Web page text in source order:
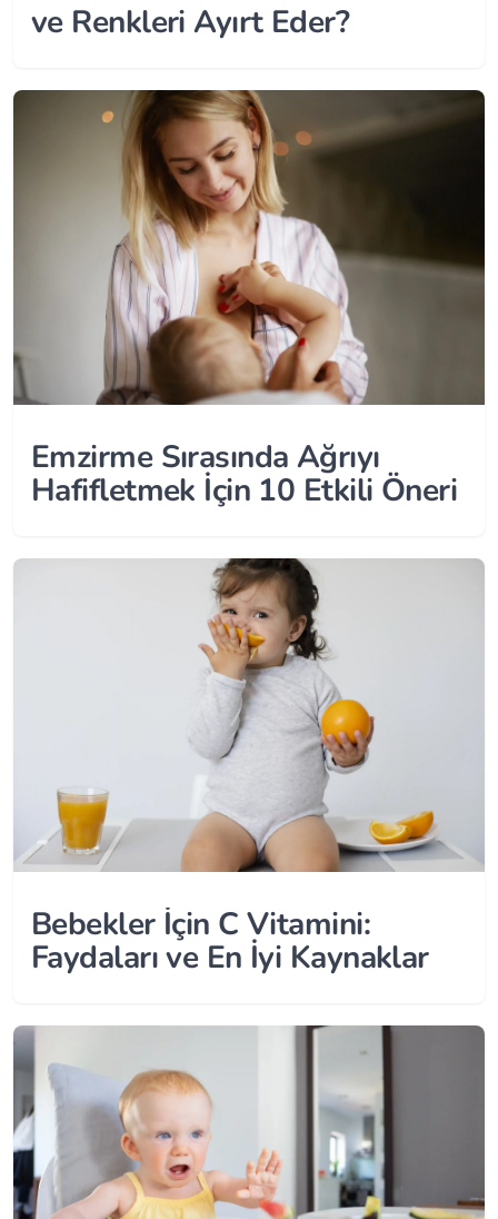
ve Renkleri Ayırt Eder?
Emzirme Sırasında Ağrıyı
Hafifletmek İçin 10 Etkili Öneri
Bebekler İçin C Vitamini:
Faydaları ve En İyi Kaynaklar